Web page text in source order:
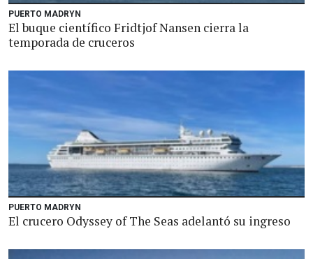
PUERTO MADRYN
El buque científico Fridtjof Nansen cierra la
temporada de cruceros
PUERTO MADRYN
El crucero Odyssey of The Seas adelantó su ingreso